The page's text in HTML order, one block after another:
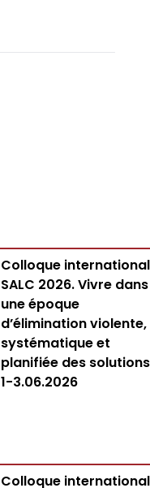
Colloque
SALC 2026. Vivre dans
une époque
d’élimination violente,
systématique et
planifiée des
1-3.06.2026
Colloque